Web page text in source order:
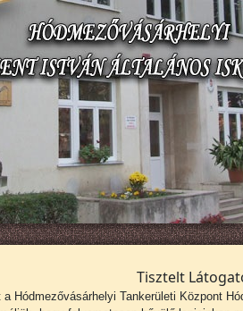
Tisztelt
a Hódmezővásárhelyi Tankerületi Központ